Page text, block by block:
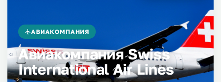
АВИАКОМПАНИЯ
Авиакомпания Swiss
International Air Lines